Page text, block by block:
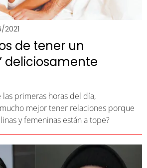
2021
de tener un
deliciosamente
primeras horas del día,
mejor tener relaciones porque
y femeninas están a tope?